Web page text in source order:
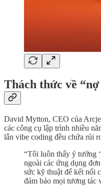
Thách thức về
David Mytton, CEO của
các công cụ lập trình nhiều
lẫn vibe coding đều chứa rủi
“Tôi luôn thấy ý tưởng
ngoài các ứng dụng
sức kỹ thuật để kết nối
đảm bảo mọi tương tác